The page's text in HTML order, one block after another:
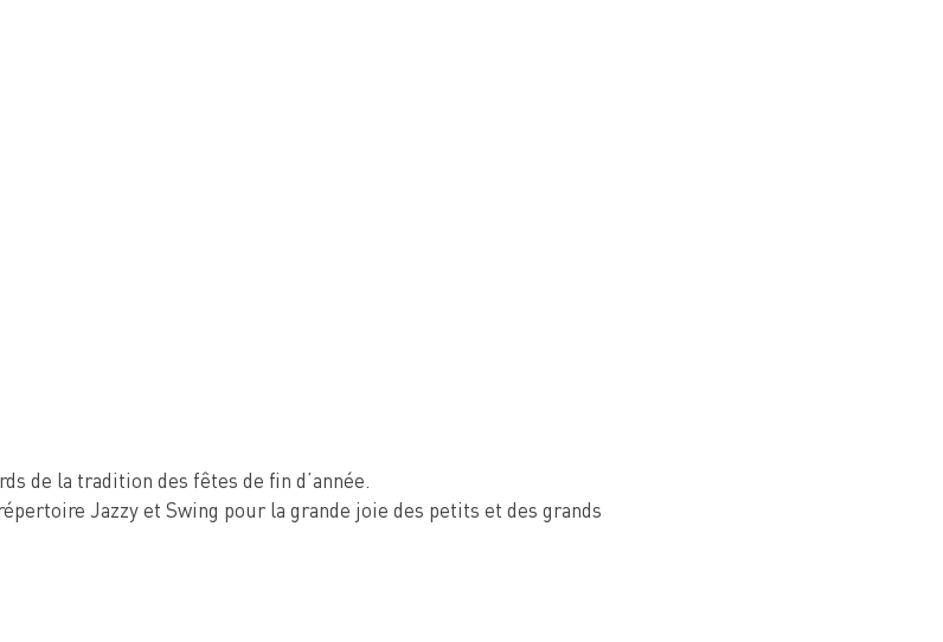
de la tradition des fêtes de fin d’année.
Jazzy et Swing pour la grande joie des petits et des grands